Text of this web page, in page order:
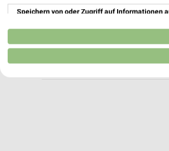
Blume 2000 Rendsburg
Heute 08:00 - 18:00
Speichern von oder Zugriff auf Informationen
Verwendung reduzierter Daten zur Auswahl
Erstellung von Profilen für personalisierte